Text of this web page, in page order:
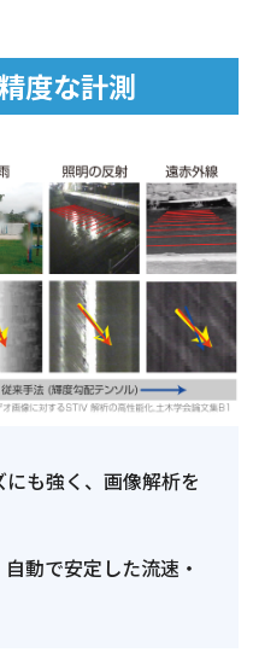
度な計測
も強く、画像解析を
動で安定した流速・